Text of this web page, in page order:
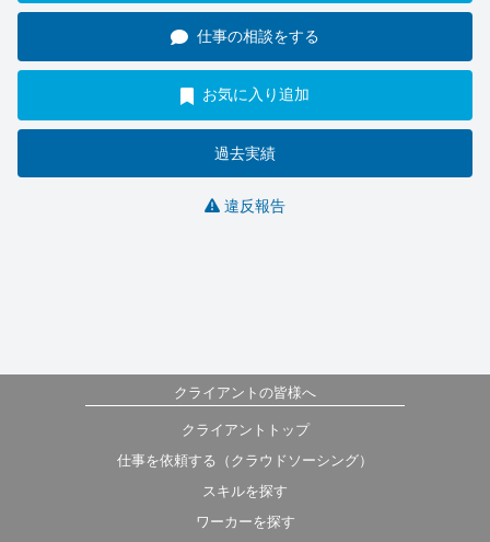
仕事の相談をする
お気に入り追加
過去実績
違反報告
クライアントの皆様へ
クライアントトップ
仕事を依頼する（クラウドソーシング）
スキルを探す
ワーカーを探す